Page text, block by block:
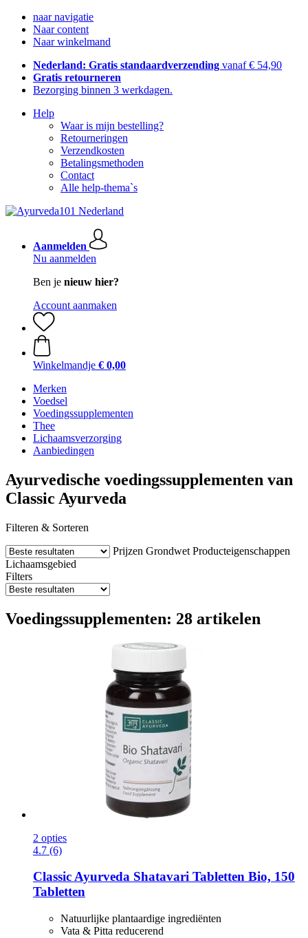
naar navigatie
Naar content
Naar winkelmand
Nederland: Gratis standaardverzending vanaf € 54,90
Gratis retourneren
Bezorging binnen 3 werkdagen.
Help
Waar is mijn bestelling?
Retourneringen
Verzendkosten
Betalingsmethoden
Contact
Alle help-thema`s
Aanmelden
Nu aanmelden
Ben je nieuw hier?
Account aanmaken
Winkelmandje € 0,00
Merken
Voedsel
Voedingssupplementen
Thee
Lichaamsverzorging
Aanbiedingen
Ayurvedische voedingssupplementen van
Classic Ayurveda
Filteren & Sorteren
Prijzen Grondwet Producteigenschappen
Lichaamsgebied
Filters
Voedingssupplementen: 28 artikelen
2 opties
4.7 (6)
Classic Ayurveda Shatavari Tabletten Bio, 150
Tabletten
Natuurlijke plantaardige ingrediënten
Vata & Pitta reducerend